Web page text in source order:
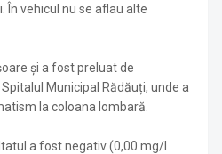
În vehicul nu se aflau alte
și a fost preluat de
Municipal Rădăuți, unde a
la coloana lombară.
a fost negativ (0,00 mg/l